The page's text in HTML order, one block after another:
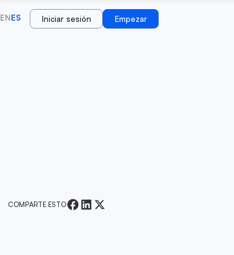
ENES Iniciar sesión Empezar
COMPARTE ESTO